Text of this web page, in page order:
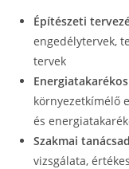
Építészeti
engedélytervek,
tervek
környezetkímélő
és
Szakmai
vizsgálata,